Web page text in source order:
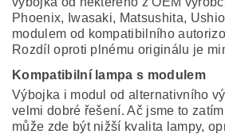
Phoenix, Iwasaki, Matsushita,
modulem od kompatibilního
Rozdíl oproti plnému originálu je
Kompatibilní lampa s modulem
Výbojka i modul od alternativního
velmi dobré řešení. Ač jsme to
může zde být nižší kvalita lampy,